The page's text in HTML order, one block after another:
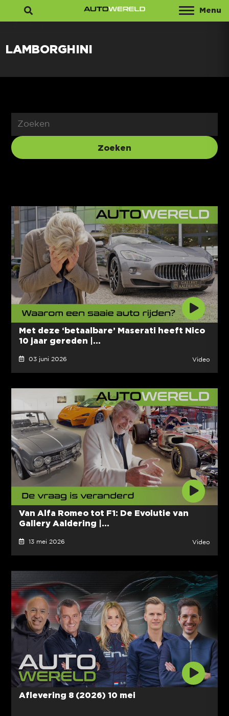
Menu
LAMBORGHINI
Met deze ‘betaalbare’ Maserati heeft Nico
10 jaar gereden |...
03 juni 2026 Video
Van Alfa Romeo tot F1: De Evolutie van
Gallery Aaldering |...
13 mei 2026 Video
Aflevering 8 (2026) 10 mei